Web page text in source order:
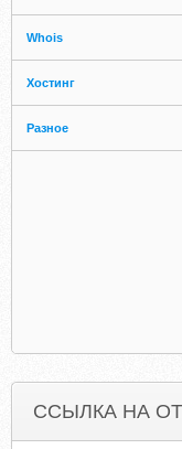
Whois
Хостинг
Разное
ССЫЛКА НА